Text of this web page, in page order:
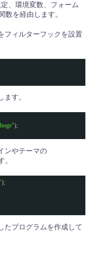
、環境変数、フォーム
数を経由します。
フィルターフックを設置
す。
);
ンやテーマの
。
);
たプログラムを作成して